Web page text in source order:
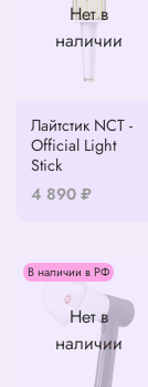
Нет в
наличии
Лайтстик NCT -
Official Light
Stick
4 890 ₽
Нет в
наличии
В наличии в РФ